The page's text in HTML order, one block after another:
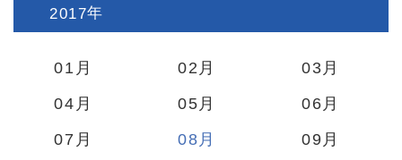
2017:
01 02
03
04
05
06
07
08
09